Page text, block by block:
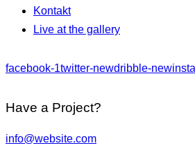
Kontakt
Live at the gallery
facebook-1twitter-newdribble-new
Have a Project?
info@website.com